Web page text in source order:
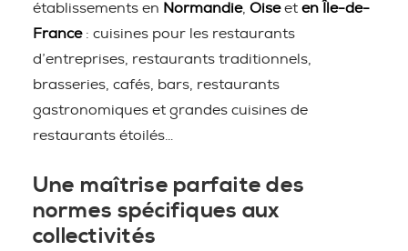
établissements en Normandie, Oiseet en Île-de-
France: cuisines pour les restaurants
d’entreprises, restaurants traditionnels,
brasseries, cafés, bars, restaurants
gastronomiques et grandes cuisines de
restaurants étoilés…
Une maîtrise parfaite des
normes spécifiques aux
collectivités